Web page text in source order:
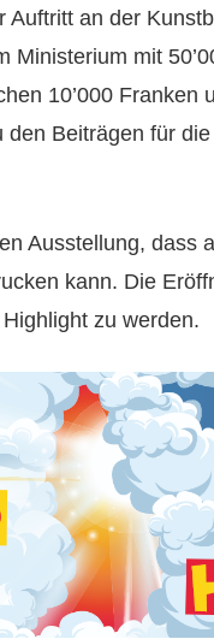
an der
Ministerium mit
10’000 Franken
Beiträgen für
Ausstellung, dass
kann. Die
zu werden.